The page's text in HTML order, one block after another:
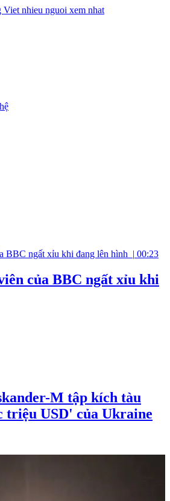
| 00:23
của BBC ngất xỉu khi
M tập kích tàu
triệu USD' của Ukraine